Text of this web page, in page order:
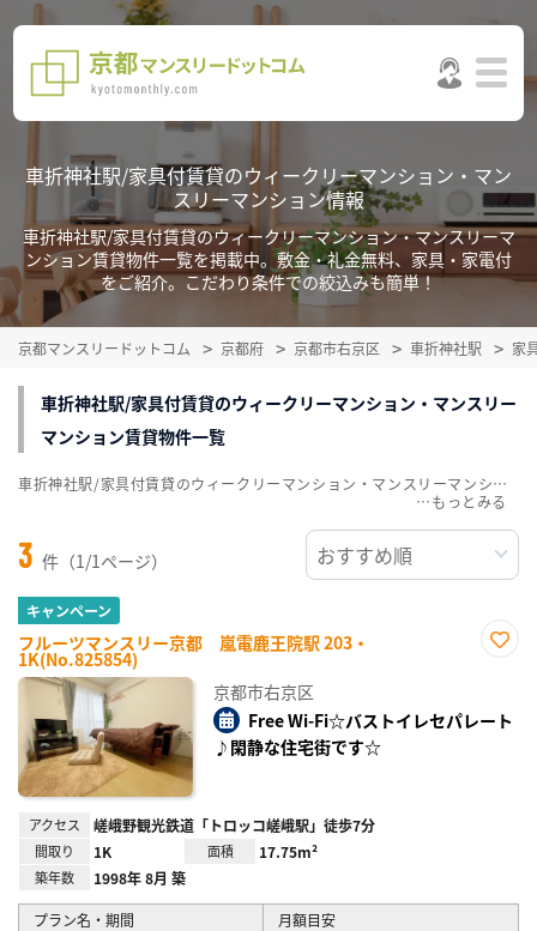
車折神社駅/家具付賃貸のウィークリーマンション・マン
スリーマンション情報
車折神社駅/家具付賃貸のウィークリーマンション・マンスリーマ
ンション賃貸物件一覧を掲載中。敷金・礼金無料、家具・家電付
をご紹介。こだわり条件での絞込みも簡単！
京都マンスリードットコム 京都府 京都市右京区 車折神社駅 家
車折神社駅/家具付賃貸のウィークリーマンション・マンスリー
マンション賃貸物件一覧
3 件（1/1ページ）
キャンペーン
フルーツマンスリー京都 嵐電鹿王院駅 203・
1K(No.825854)
録
京都市右京区
Free Wi-Fi☆バストイレセパレート
♪閑静な住宅街です☆
アクセス 嵯峨野観光鉄道「トロッコ嵯峨駅」徒歩7分
間取り 1K 面積 17.75m²
築年数 1998年 8月 築
プラン名・期間
月額目安
車折神社駅/家具付賃貸のウィークリーマンション・マンスリーマンション賃貸物件一覧を掲載中。敷金・礼金無料、家具・家電付をご紹介。こだわり条件での絞込みも簡単！
…